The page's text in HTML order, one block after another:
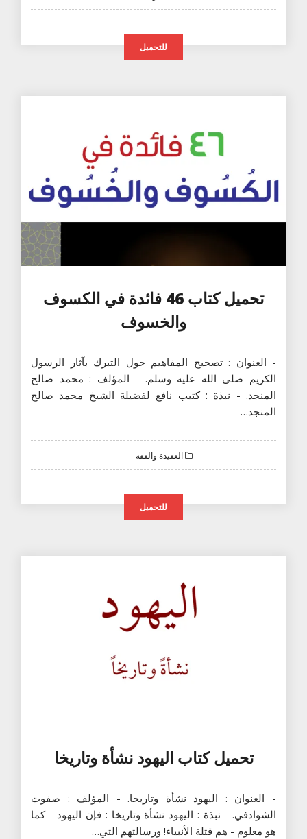
للتحميل
تحميل كتاب 46 فائدة في الكسوف
والخسوف
- العنوان : تصحيح المفاهيم حول التبرك بآثار الرسول
الكريم صلى الله عليه وسلم. - المؤلف : محمد صالح
المنجد. - نبذة : كتيب نافع لفضيلة الشيخ محمد صالح
المنجد…
العقيدة والفقه
للتحميل
تحميل كتاب اليهود نشأة وتاريخا
- العنوان : اليهود نشأة وتاريخا. - المؤلف : صفوت
الشوادفي. - نبذة : اليهود نشأة وتاريخا : فإن اليهود - كما
هو معلوم - هم قتلة الأنبياء! ورسالتهم التي…